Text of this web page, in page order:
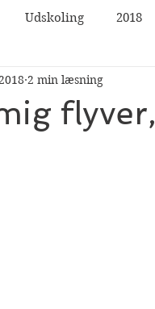
Udskoling 2018
2 min læsning